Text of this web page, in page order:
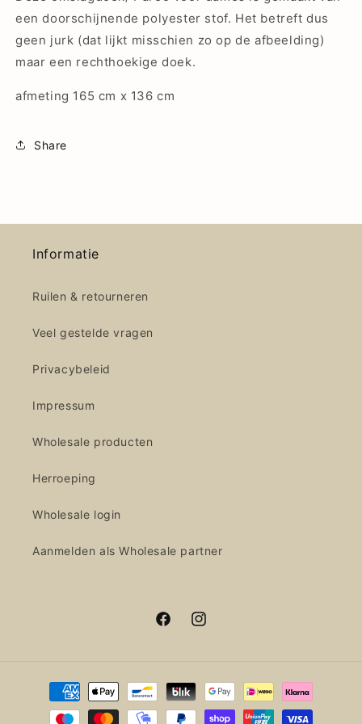
een doorschijnende polyester stof. Het betreft dus
geen jurk (dat lijkt misschien zo op de afbeelding)
maar een rechthoekige doek.
afmeting 165 cm x 136 cm
Share
Informatie
Ruilen & retourneren
Veel gestelde vragen
Privacybeleid
Impressum
Wholesale producten
Herroeping
Wholesale login
Aanmelden als Wholesale partner
FacebookInstagram
Betaalmethoden